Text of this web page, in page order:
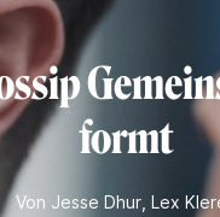
formt
Von Jesse Dhur, Lex